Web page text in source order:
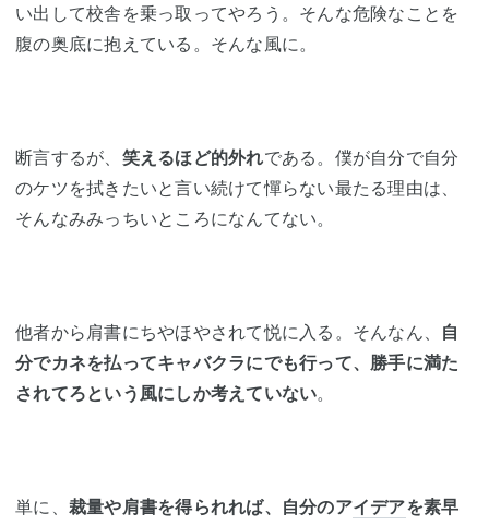
い出して校舎を乗っ取ってやろう。そんな危険なことを
腹の奥底に抱えている。そんな風に。
断言するが、 笑えるほど的外れである。僕が自分で自分
のケツを拭きたいと言い続けて憚らない最たる理由は、
そんなみみっちいところになんてない。
他者から肩書にちやほやされて悦に入る。そんなん、 自
分でカネを払ってキャバクラにでも行って、勝手に満た
されてろという風にしか考えていない。
単に、 裁量や肩書を得られれば、自分のアイデアを素早